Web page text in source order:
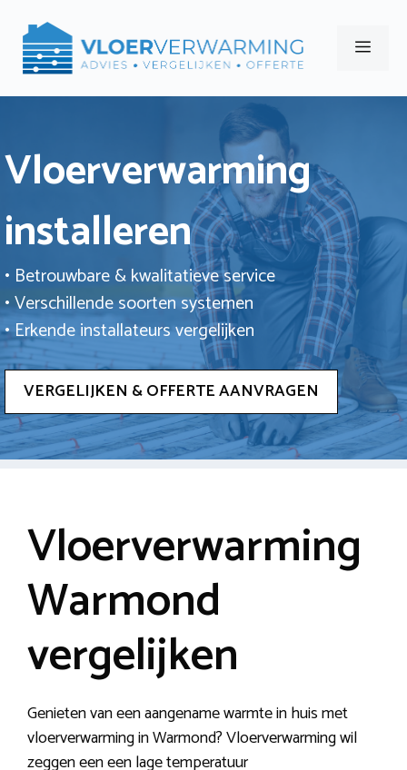
naar
Menu
Vloerverwarming
installeren
• Betrouwbare & kwalitatieve service
• Verschillende soorten systemen
• Erkende installateurs vergelijken
VERGELIJKEN & OFFERTE AANVRAGEN
Vloerverwarming
Warmond
vergelijken
Genieten van een aangename warmte in huis met
vloerverwarming in Warmond? Vloerverwarming wil
zeggen een een lage temperatuur